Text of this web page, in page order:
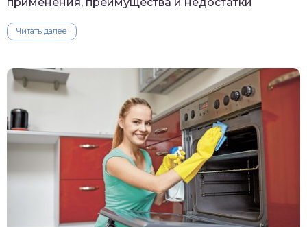
Читать далее